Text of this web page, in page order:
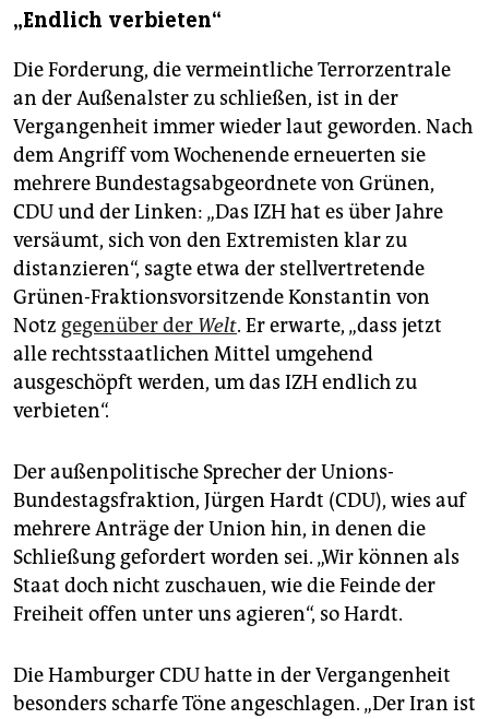
„Endlich verbieten“
Die Forderung, die vermeintliche Terrorzentrale
an der Außenalster zu schließen, ist in der
Vergangenheit immer wieder laut geworden. Nach
dem Angriff vom Wochenende erneuerten sie
mehrere Bundestagsabgeordnete von Grünen,
CDU und der Linken: „Das IZH hat es über Jahre
versäumt, sich von den Extremisten klar zu
distanzieren“, sagte etwa der stellvertretende
Grünen-Fraktionsvorsitzende Konstantin von
Notz gegenüber der Welt. Er erwarte, „dass jetzt
alle rechtsstaatlichen Mittel umgehend
ausgeschöpft werden, um das IZH endlich zu
verbieten“.
Der außenpolitische Sprecher der Unions-
Bundestagsfraktion, Jürgen Hardt (CDU), wies auf
mehrere Anträge der Union hin, in denen die
Schließung gefordert worden sei. „Wir können als
Staat doch nicht zuschauen, wie die Feinde der
Freiheit offen unter uns agieren“, so Hardt.
Die Hamburger CDU hatte in der Vergangenheit
besonders scharfe Töne angeschlagen. „Der Iran ist